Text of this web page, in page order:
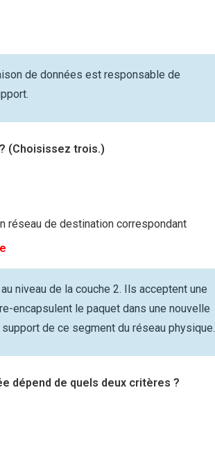
de données est responsable de
(Choisissez trois.)
réseau de destination correspondant
niveau de la couche 2. Ils acceptent une
encapsulent le paquet dans une nouvelle
de ce segment du réseau physique.
dépend de quels deux critères ?